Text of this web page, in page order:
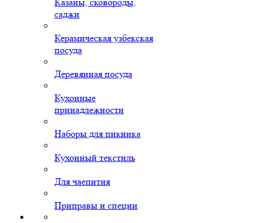
саджи
Керамическая узбекская
посуда
Деревянная посуда
Кухонные
принадлежности
Наборы для пикника
Кухонный текстиль
Для чаепития
Приправы и специи